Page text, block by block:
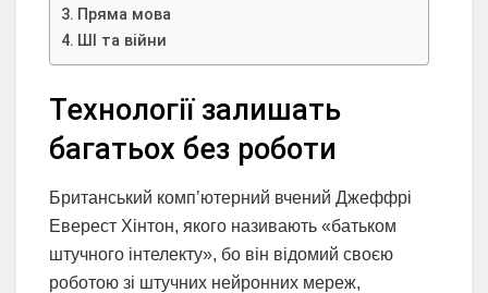
Пряма мова
ШІ та війни
Технології залишать
багатьох без роботи
Британський комп’ютерний вчений Джеффрі
Еверест Хінтон, якого називають «батьком
штучного інтелекту», бо він відомий своєю
роботою зі штучних нейронних мереж,